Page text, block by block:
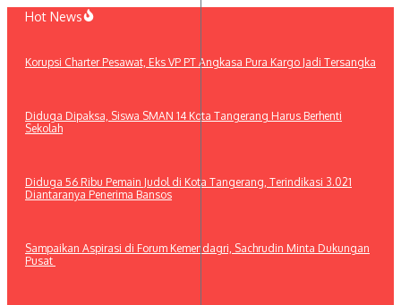
Lewati
Hot News
Korupsi Charter Pesawat, Eks VP PT Angkasa Pura Kargo Jadi Tersangka
Diduga Dipaksa, Siswa SMAN 14 Kota Tangerang Harus Berhenti
Sekolah
Diduga 56 Ribu Pemain Judol di Kota Tangerang, Terindikasi 3.021
Diantaranya Penerima Bansos
Sampaikan Aspirasi di Forum Kemendagri, Sachrudin Minta Dukungan
Pusat